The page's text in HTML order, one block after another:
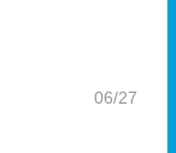
06/27